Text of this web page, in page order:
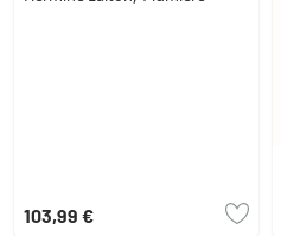
103,99 €